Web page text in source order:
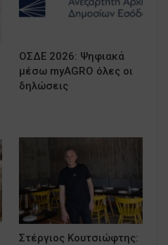
ΟΣΔΕ 2026: Ψηφιακά
μέσω myAGRO όλες οι
δηλώσεις
Στέργιος Κουτσιώφτης: